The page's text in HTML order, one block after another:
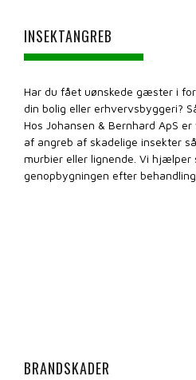
INSEKTANGREB
Har du fået uønskede gæster i
din bolig eller erhvervsbyggeri?
Hos Johansen & Bernhard ApS
af angreb af skadelige insekter
murbier eller lignende. Vi hjælper
genopbygningen efter
BRANDSKADER